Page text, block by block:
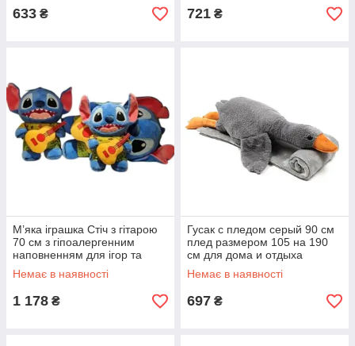
633 ₴ 721 ₴
М’яка іграшка Стіч з гітарою
70 см з гіпоалергенним
наповненням для ігор та
подарунків
Немає в наявності
1 178 ₴
Гусак с пледом серый 90 см
плед размером 105 на 190
см для дома и отдыха
Немає в наявності
697 ₴